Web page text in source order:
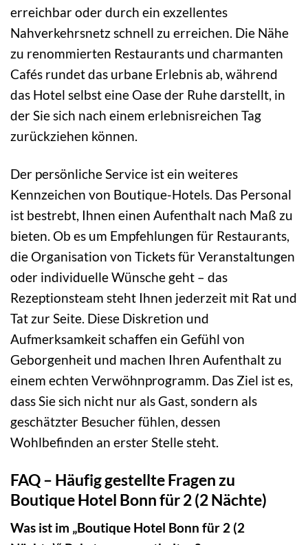
erreichbar oder durch ein exzellentes
Nahverkehrsnetz schnell zu erreichen. Die Nähe
zu renommierten Restaurants und charmanten
Cafés rundet das urbane Erlebnis ab, während
das Hotel selbst eine Oase der Ruhe darstellt, in
der Sie sich nach einem erlebnisreichen Tag
zurückziehen können.
Der persönliche Service ist ein weiteres
Kennzeichen von Boutique-Hotels. Das Personal
ist bestrebt, Ihnen einen Aufenthalt nach Maß zu
bieten. Ob es um Empfehlungen für Restaurants,
die Organisation von Tickets für Veranstaltungen
oder individuelle Wünsche geht – das
Rezeptionsteam steht Ihnen jederzeit mit Rat und
Tat zur Seite. Diese Diskretion und
Aufmerksamkeit schaffen ein Gefühl von
Geborgenheit und machen Ihren Aufenthalt zu
einem echten Verwöhnprogramm. Das Ziel ist es,
dass Sie sich nicht nur als Gast, sondern als
geschätzter Besucher fühlen, dessen
Wohlbefinden an erster Stelle steht.
FAQ – Häufig gestellte Fragen zu
Boutique Hotel Bonn für 2 (2 Nächte)
Was ist im „Boutique Hotel Bonn für 2 (2